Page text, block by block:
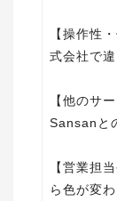
【操作性
式会社で
【他のサ
Sansanと
【営業担
ら色が変